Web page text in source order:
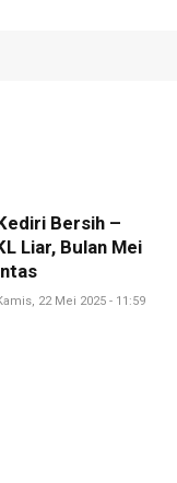
Bersih –
Liar, Bulan Mei
22 Mei 2025 - 11:59